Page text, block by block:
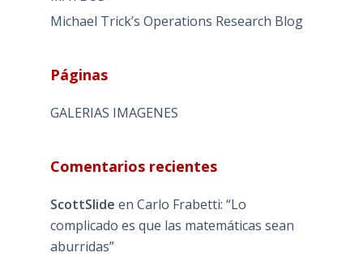
Michael Trick’s Operations Research Blog
Páginas
GALERIAS IMAGENES
Comentarios recientes
ScottSlide en Carlo Frabetti: “Lo
complicado es que las matemáticas sean
aburridas”